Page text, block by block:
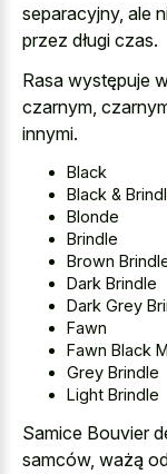
separacyjny, ale
przez długi czas.
Rasa występuje
czarnym,
innymi.
Black
Black &
Blonde
Brindle
Brown
Dark Brindle
Dark Grey
Fawn
Fawn Black
Grey Brindle
Light Brindle
Samice Bouvier
samców, ważą